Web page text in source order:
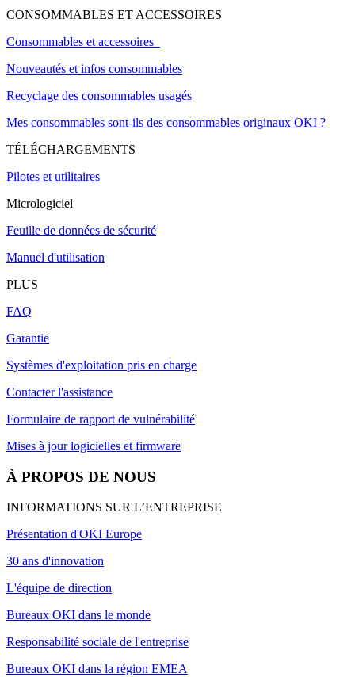
CONSOMMABLES ET ACCESSOIRES
Consommables et accessoires
Nouveautés et infos consommables
Recyclage des consommables usagés
Mes consommables sont-ils des consommables originaux OKI ?
TÉLÉCHARGEMENTS
Pilotes et utilitaires
Micrologiciel
Feuille de données de sécurité
Manuel d'utilisation
PLUS
FAQ
Garantie
Systèmes d'exploitation pris en charge
Contacter l'assistance
Formulaire de rapport de vulnérabilité
Mises à jour logicielles et firmware
À PROPOS DE NOUS
INFORMATIONS SUR L’ENTREPRISE
Présentation d'OKI Europe
30 ans d'innovation
L'équipe de direction
Bureaux OKI dans le monde
Responsabilité sociale de l'entreprise
Bureaux OKI dans la région EMEA